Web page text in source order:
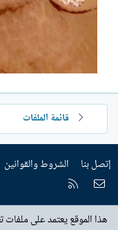
قائمة الملفات
إتصل بنا الشروط والقوانين
إتصل بنا
هذا الموقع يعتمد على ملفات